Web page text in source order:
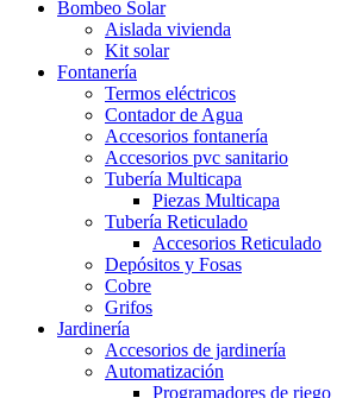
Bombeo Solar
Aislada vivienda
Kit solar
Fontanería
Termos eléctricos
Contador de Agua
Accesorios fontanería
Accesorios pvc sanitario
Tubería Multicapa
Piezas Multicapa
Tubería Reticulado
Accesorios Reticulado
Depósitos y Fosas
Cobre
Grifos
Jardinería
Accesorios de jardinería
Automatización
Programadores de riego